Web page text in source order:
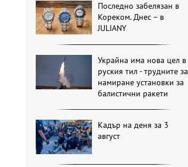
Последно забелязан в
Кореком. Днес – в
JULIANY
Украйна има нова цел в
руския тил - трудните за
намиране установки за
балистични ракети
Кадър на деня за 3
август